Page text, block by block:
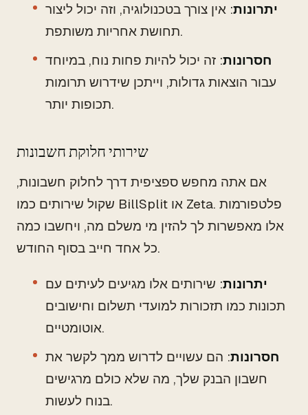
יתרונות: אין צורך בטכנולוגיה, וזה יכול ליצור
תחושת אחריות משותפת.
חסרונות: זה יכול להיות פחות נוח, במיוחד
עבור הוצאות גדולות, וייתכן שידרוש תרומות
תכופות יותר.
שירותי חלוקת חשבונות
אם אתה מחפש ספציפית דרך לחלוק חשבונות,
שקול שירותים כמו BillSplit או Zeta. פלטפורמות
אלו מאפשרות לך להזין מי משלם מה, ויחשבו כמה
כל אחד חייב בסוף החודש.
יתרונות: שירותים אלו מגיעים לעיתים עם
תכונות כמו תזכורות למועדי תשלום וחישובים
אוטומטיים.
חסרונות: הם עשויים לדרוש ממך לקשר את
חשבון הבנק שלך, מה שלא כולם מרגישים
בנוח לעשות.